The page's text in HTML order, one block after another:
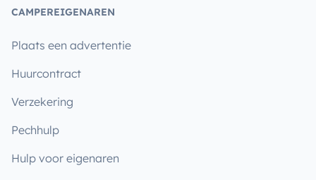
CAMPEREIGENAREN
Plaats een advertentie
Huurcontract
Verzekering
Pechhulp
Hulp voor eigenaren